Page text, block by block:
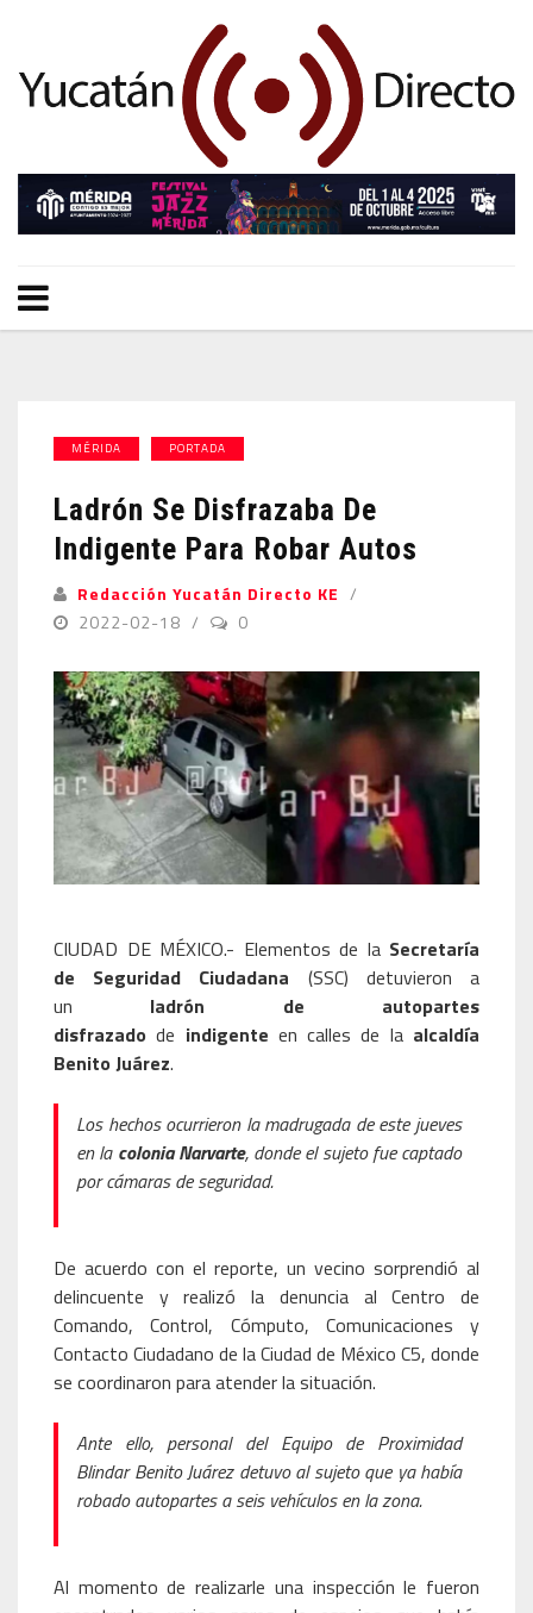
MÉRIDA PORTADA
Ladrón Se Disfrazaba De
Indigente Para Robar Autos
Redacción Yucatán Directo KE
2022-02-18
0
CIUDAD DE MÉXICO.- Elementos de laSecretaría
de Seguridad Ciudadana (SSC) detuvieron a
un ladrón de autopartes
disfrazadode indigente en calles de la alcaldía
Benito Juárez.
Los hechos ocurrieron la madrugada de este jueves
en la colonia Narvarte, donde el sujeto fue captado
por cámaras de seguridad.
De acuerdo con el reporte, un vecino sorprendió al
delincuente y realizó la denuncia al Centro de
Comando, Control, Cómputo, Comunicaciones y
Contacto Ciudadano de la Ciudad de México C5, donde
se coordinaron para atender la situación.
Ante ello, personal del Equipo de Proximidad
Blindar Benito Juárez detuvo al sujeto que ya había
robado autopartes a seis vehículos en la zona.
Al momento de realizarle una inspección le fueron